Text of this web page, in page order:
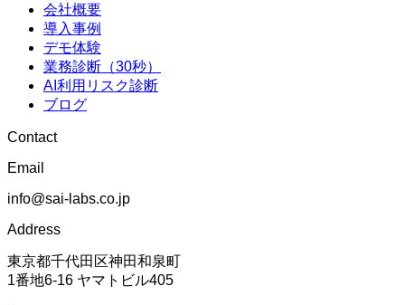
会社概要
導入事例
デモ体験
業務診断（30秒）
AI利用リスク診断
ブログ
Contact
Email
info@sai-labs.co.jp
Address
東京都千代田区神田和泉町
1番地6-16 ヤマトビル405